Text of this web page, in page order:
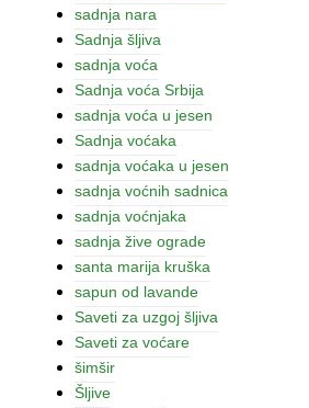
sadnja nara
Sadnja šljiva
sadnja voća
Sadnja voća Srbija
sadnja voća u jesen
Sadnja voćaka
sadnja voćaka u jesen
sadnja voćnih sadnica
sadnja voćnjaka
sadnja žive ograde
santa marija kruška
sapun od lavande
Saveti za uzgoj šljiva
Saveti za voćare
šimšir
Šljive